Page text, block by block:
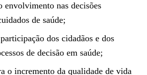
envolvimento nas decisões
de saúde;
dos cidadãos e dos
de decisão em saúde;
o incremento da qualidade de vida